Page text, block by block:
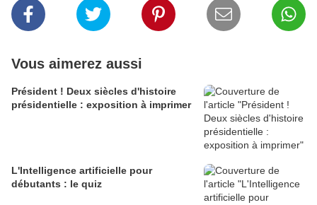
Vous aimerez aussi
Président ! Deux siècles d'histoire
présidentielle : exposition à imprimer
L'Intelligence artificielle pour
débutants : le quiz